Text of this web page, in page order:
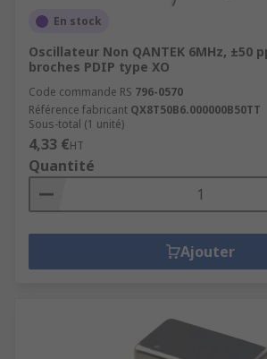
En stock
Oscillateur Non QANTEK 6MHz, ±50
broches PDIP type XO
Code commande RS 796-0570
Référence fabricant QX8T50B6.000000B50TT
Sous-total (1 unité)
4,33 €HT
Quantité
Ajouter